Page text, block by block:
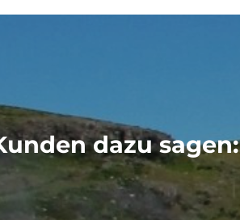
dazu sagen: